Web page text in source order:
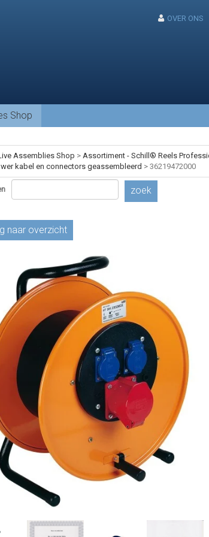
OVER ONS
Shop
Assemblies Shop > Assortiment - Schill® Reels
kabel en connectors geassembleerd > 36219472000
zoek
naar overzicht